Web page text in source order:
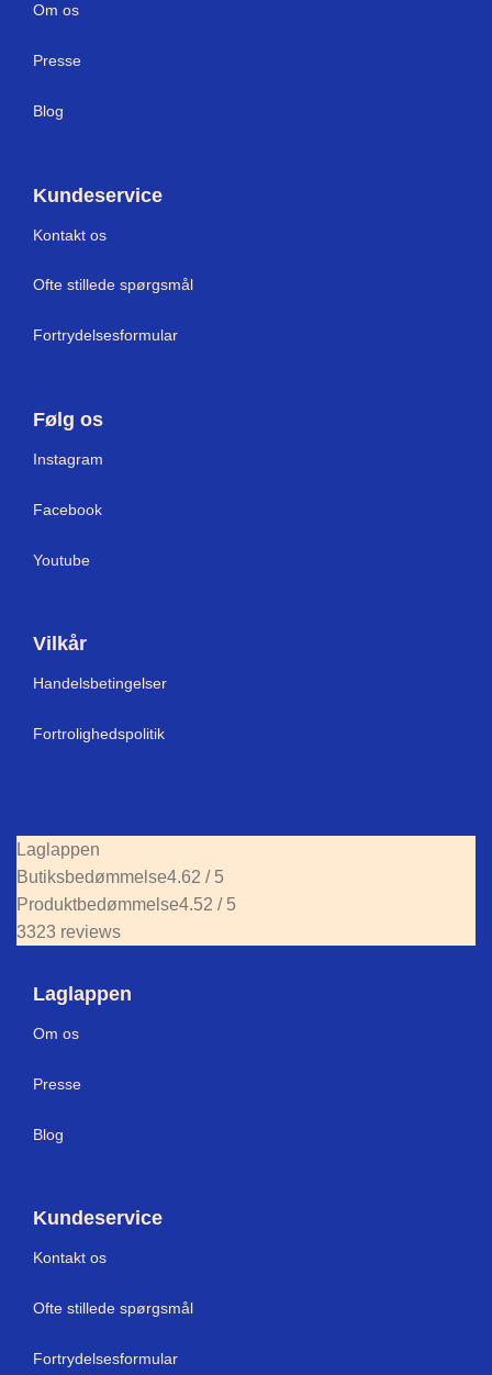
Om os
Presse
Blog
Kundeservice
Kontakt os
Ofte stillede spørgsmål
Fortrydelsesformular
Følg os
Instagram
Facebook
Youtube
Vilkår
Handelsbetingelser
Fortrolighedspolitik
Laglappen
Butiksbedømmelse4.62 / 5
Produktbedømmelse4.52 / 5
3323 reviews
Laglappen
Om os
Presse
Blog
Kundeservice
Kontakt os
Ofte stillede spørgsmål
Fortrydelsesformular